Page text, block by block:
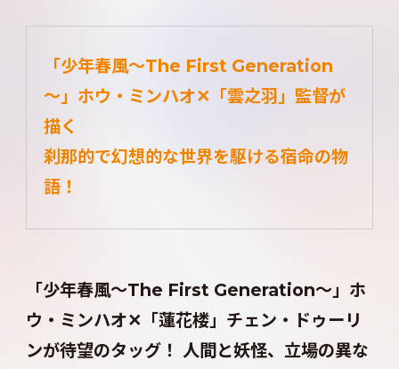
「少年春風～The First Generation
～」ホウ・ミンハオ✕「雲之羽」監督が
描く
刹那的で幻想的な世界を駆ける宿命の物
語！
「少年春風～The First Generation～」ホ
ウ・ミンハオ✕「蓮花楼」チェン・ドゥーリ
ンが待望のタッグ！ 人間と妖怪、立場の異な